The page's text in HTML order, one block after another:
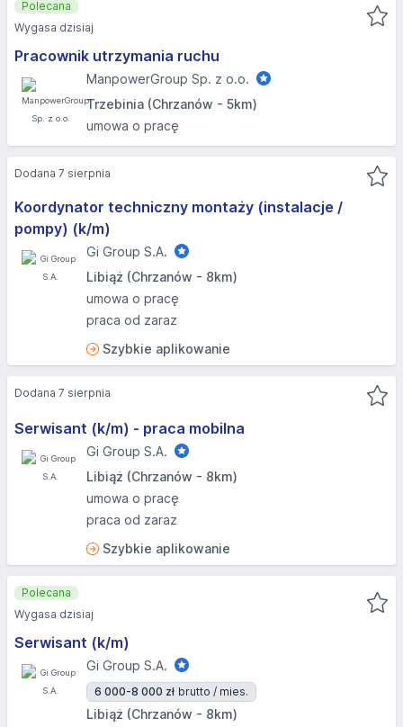
Pracownik utrzymania ruchu
ManpowerGroup Sp. z o.o.
Trzebinia (Chrzanów - 5km)
umowa o pracę
Polecana
Wygasa dzisiaj
Koordynator techniczny montaży (instalacje /
pompy) (k/m)
Gi Group S.A.
Libiąż (Chrzanów - 8km)
umowa o pracę
praca od zaraz
Szybkie aplikowanie
Dodana 7 sierpnia
Serwisant (k/m) - praca mobilna
Gi Group S.A.
Libiąż (Chrzanów - 8km)
umowa o pracę
praca od zaraz
Szybkie aplikowanie
Dodana 7 sierpnia
Serwisant (k/m)
Gi Group S.A.
6 000-8 000 zł brutto / mies.
Libiąż (Chrzanów - 8km)
Polecana
Wygasa dzisiaj